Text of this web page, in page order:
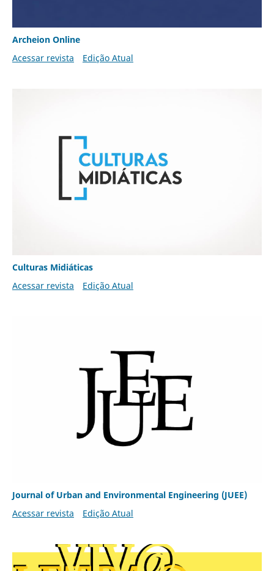
Archeion Online
Acessar revista
Edição Atual
Culturas Midiáticas
Acessar revista
Edição Atual
Journal of Urban and Environmental Engineering (JUEE)
Acessar revista
Edição Atual